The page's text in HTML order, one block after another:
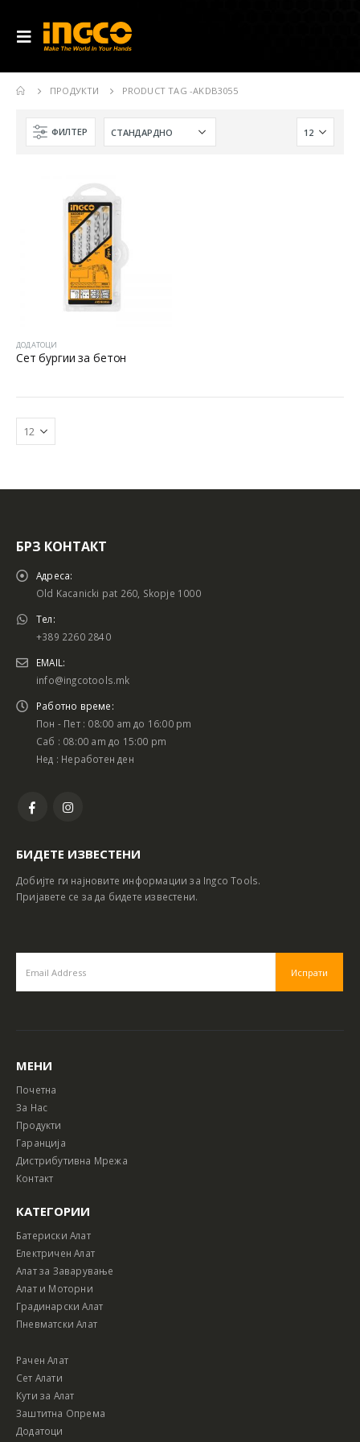
ПРОДУКТИ PRODUCT TAG -AKDB3055
ФИЛТЕР
ДОДАТОЦИ
Сет бургии за бетон
БРЗ КОНТАКТ
Адреса:
Old Kacanicki pat 260, Skopje 1000
Тел:
+389 2260 2840
EMAIL:
info@ingcotools.mk
Работно време:
Пон - Пет : 08:00 am до 16:00 pm
Саб : 08:00 am до 15:00 pm
Нед : Неработен ден
БИДЕТЕ ИЗВЕСТЕНИ
Добијте ги најновите информации за Ingco Tools.
Пријавете се за да бидете известени.
МЕНИ
Почетна
За Нас
Продукти
Гаранција
Дистрибутивна Мрежа
Контакт
КАТЕГОРИИ
Батериски Алат
Електричен Алат
Алат за Заварување
Алат и Моторни
Градинарски Алат
Пневматски Алат
Рачен Алат
Сет Алати
Кути за Алат
Заштитна Опрема
Додатоци